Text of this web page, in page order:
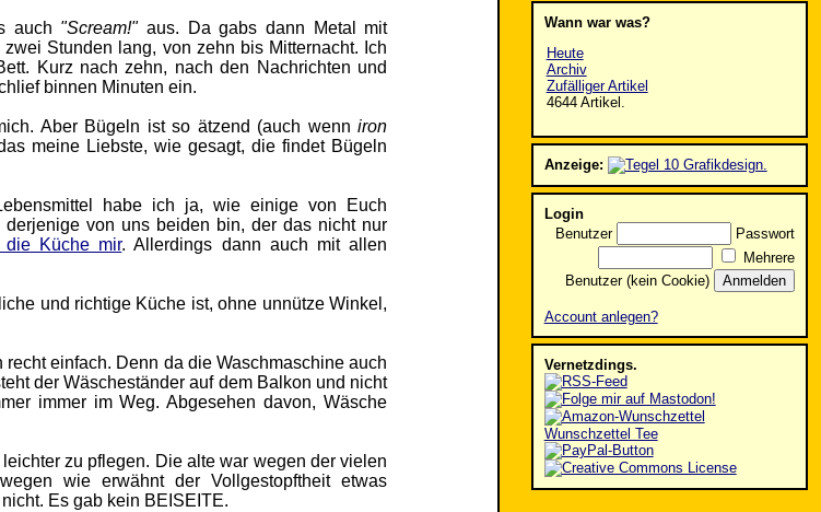
auch "Scream!"aus. Da gabs dann Metal mit
zwei Stunden lang, von zehn bis Mitternacht. Ich
Kurz nach zehn, nach den Nachrichten und
binnen Minuten ein.
Aber Bügeln ist so ätzend (auch wenniron
meine Liebste, wie gesagt, die findet Bügeln
habe ich ja, wie einige von Euch
von uns beiden bin, der das nicht nur
die Küche mir. Allerdings dann auch mit allen
und richtige Küche ist, ohne unnütze Winkel,
einfach. Denn da die Waschmaschine auch
der Wäscheständer auf dem Balkon und nicht
immer im Weg. Abgesehen davon, Wäsche
zu pflegen. Die alte war wegen der vielen
wie erwähnt der Vollgestopftheit etwas
Es gab kein BEISEITE.
Wann war was?
Heute
Archiv
Zufälliger Artikel
4644 Artikel.
Anzeige:
Login
Benutzer
Passwort
Mehrere
Benutzer (kein Cookie)
Account anlegen?
Vernetzdings.
Wunschzettel Tee